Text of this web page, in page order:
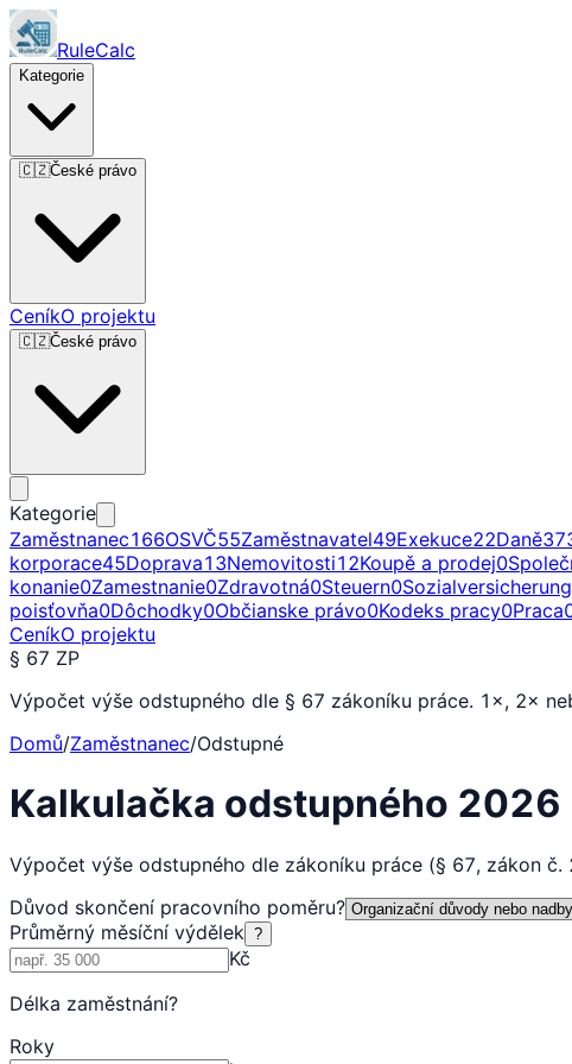
RuleCalc
Kategorie
🇨🇿České právo
CeníkO projektu
🇨🇿České právo
Kategorie
Zaměstnanec166OSVČ55Zaměstnavatel49Exekuce22Daně
korporace45Doprava13Nemovitosti12Koupě a prodej0
konanie0Zamestnanie0Zdravotná0Steuern0Sozialversicherung
poisťovňa0Dôchodky0Občianske právo0Kodeks pracy0Praca
CeníkO projektu
§ 67 ZP
Výpočet výše odstupného dle § 67 zákoníku práce. 1×, 2×
Domů/Zaměstnanec/Odstupné
Kalkulačka odstupného 2026
Výpočet výše odstupného dle zákoníku práce (§ 67, zákon
Důvod skončení pracovního poměru?
Průměrný měsíční výdělek ?
Kč
Délka zaměstnání?
Roky